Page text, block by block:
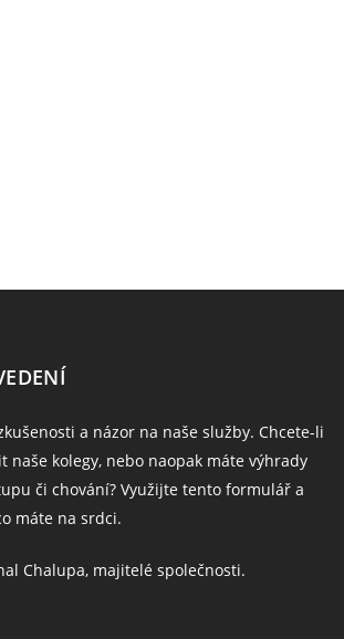
a názor na naše služby. Chcete-li
naše kolegy, nebo naopak máte výhrady
či chování? Využijte tento formulář a
máte na srdci.
Chalupa, majitelé společnosti.